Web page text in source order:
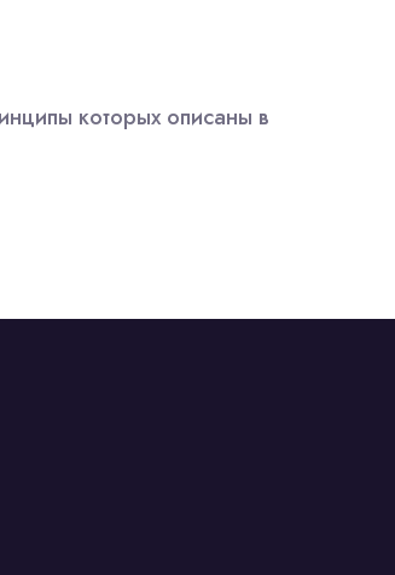
которых описаны в